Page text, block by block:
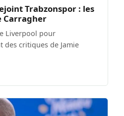
Trabzonspor : les
Carragher
Liverpool pour
des critiques de Jamie